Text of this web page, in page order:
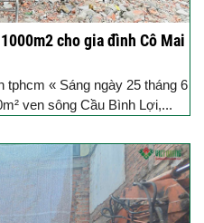
cho gia đình Cô Mai
tphcm « Sáng ngày 25 tháng 6
ven sông Cầu Bình Lợi,...